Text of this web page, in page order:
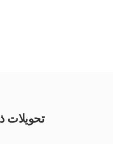
تحويلات